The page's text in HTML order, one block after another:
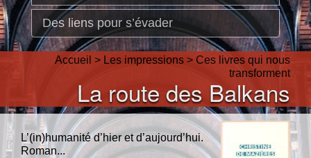
Des liens pour s’évader
Accueil > Les impressions > Ces livres qui nous
transforment
La route des Balkans
L’(in)humanité d’hier et d’aujourd’hui.
Roman...